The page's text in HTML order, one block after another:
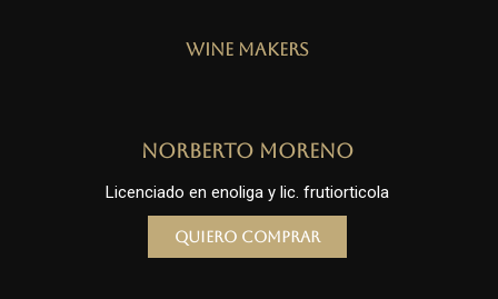
Wine Makers
Norberto Moreno
Licenciado en enoliga y lic. frutiorticola
Quiero comprar